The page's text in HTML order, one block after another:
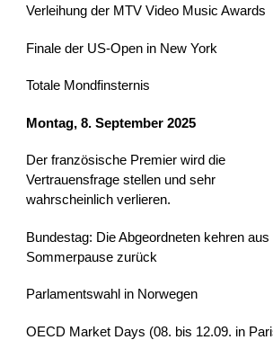
Verleihung der MTV Video Music Awards
Finale der US-Open in New York
Totale Mondfinsternis
Montag, 8. September 2025
Der französische Premier wird die
Vertrauensfrage stellen und sehr
wahrscheinlich verlieren.
Bundestag: Die Abgeordneten kehren aus
Sommerpause zurück
Parlamentswahl in Norwegen
OECD Market Days (08. bis 12.09. in